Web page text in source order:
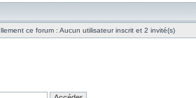
ce forum : Aucun utilisateur inscrit et 2 invité(s)